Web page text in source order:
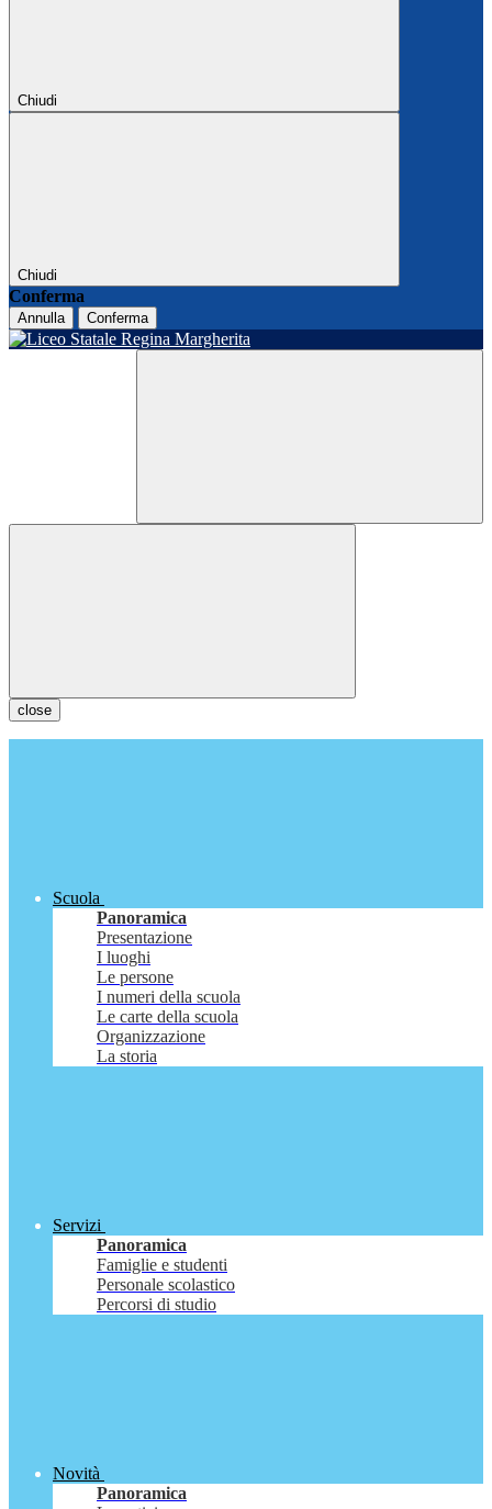
Chiudi
Chiudi
Conferma
Annulla Conferma
close
Scuola
Panoramica
Presentazione
I luoghi
Le persone
I numeri della scuola
Le carte della scuola
Organizzazione
La storia
Servizi
Panoramica
Famiglie e studenti
Personale scolastico
Percorsi di studio
Novità
Panoramica